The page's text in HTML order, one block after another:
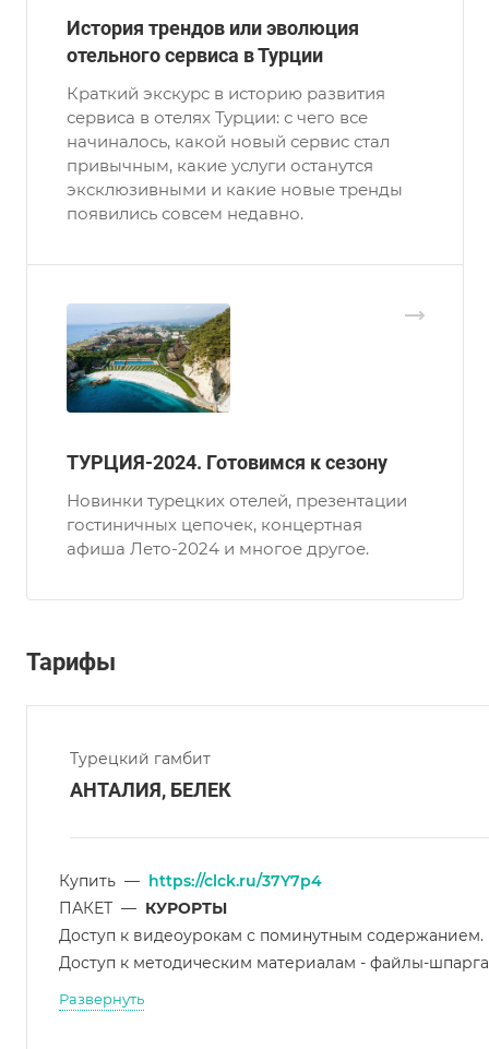
История трендов или эволюция
отельного сервиса в Турции
Краткий экскурс в историю развития
сервиса в отелях Турции: с чего все
начиналось, какой новый сервис стал
привычным, какие услуги останутся
эксклюзивными и какие новые тренды
появились совсем недавно.
ТУРЦИЯ-2024. Готовимся к сезону
Новинки турецких отелей, презентации
гостиничных цепочек, концертная
афиша Лето-2024 и многое другое.
Тарифы
Турецкий гамбит
АНТАЛИЯ, БЕЛЕК
Купить — https://clck.ru/37Y7p4
ПАКЕТ — КУРОРТЫ
Доступ к видеоурокам с поминутным содержанием.
Доступ к методическим материалам - файлы-
Развернуть